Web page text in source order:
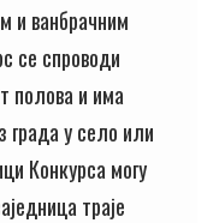
и ванбрачним
се спроводи
полова и има
града у село или
Конкурса могу
траје